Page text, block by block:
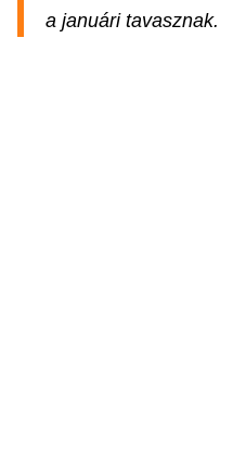
a januári tavasznak.